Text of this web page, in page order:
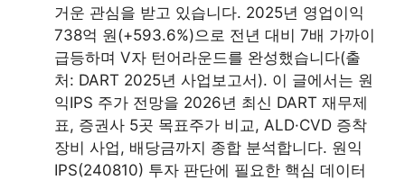
거운 관심을 받고 있습니다. 2025년 영업이익
738억 원(+593.6%)으로 전년 대비 7배 가까이
급등하며 V자 턴어라운드를 완성했습니다(출
처: DART 2025년 사업보고서). 이 글에서는 원
익IPS 주가 전망을 2026년 최신 DART 재무제
표, 증권사 5곳 목표주가 비교, ALD·CVD 증착
장비 사업, 배당금까지 종합 분석합니다. 원익
IPS(240810) 투자 판단에 필요한 핵심 데이터